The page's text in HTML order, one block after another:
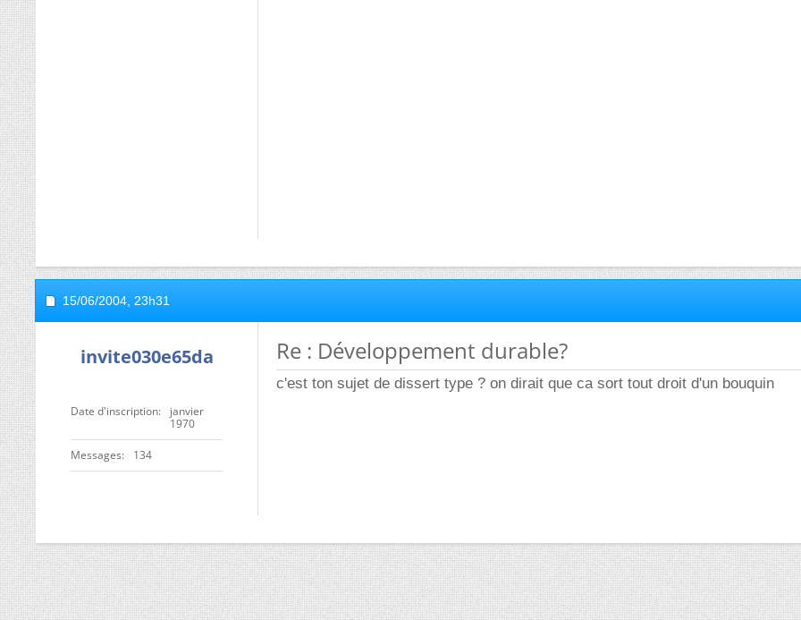
15/06/2004, 23h31
invite030e65da
Date d'inscription
janvier
1970
Messages 134
Re : Développement durable?
c'est ton sujet de dissert type ? on dirait que ca sort tout droit d'un bouquin